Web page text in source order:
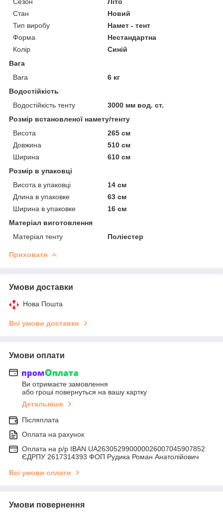
Стан
Новий
Тип виробу
Намет - тент
Форма
Нестандартна
Колір
Синій
Вага
Вага
6 кг
Водостійкість
Водостійкість тенту
3000 мм вод. ст.
Розмір встановленої намету/тенту
Висота
265 см
Довжина
510 см
Ширина
610 см
Розмір в упаковці
Висота в упаковці
14 см
Длина в упаковке
63 см
Ширина в упаковке
16 см
Матеріал виготовлення
Матеріал тенту
Поліестер
Приховати
Умови доставки
Нова Пошта
Всі умови доставки
Умови оплати
Ви отримаєте замовлення
або гроші повернуться на вашу картку
Детальніше
Післяплата
Оплата на рахунок
Оплата на р/р IBAN UA263052990000026007045907852
ЄДРПУ 2617314393 ФОП Рудика Роман Анатолійович
Всі умови оплати
Умови повернення